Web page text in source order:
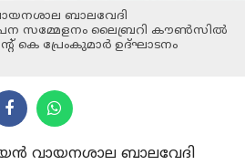
ബാലവേദി
സമ്മേളനം ലൈബ്രറി കൗണ്‍സില്‍
കെ പ്രേംകുമാര്‍ ഉദ്ഘാടനം
വായനശാല ബാലവേദി